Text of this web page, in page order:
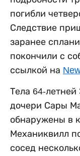
погибли
Следствие
заранее
покончили с
ссылкой на
Тела 64-
дочери Сары
обнаружены в
Механиквилл
сосед